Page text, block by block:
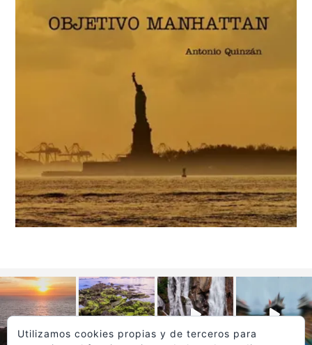
Utilizamos cookies propias y de terceros para